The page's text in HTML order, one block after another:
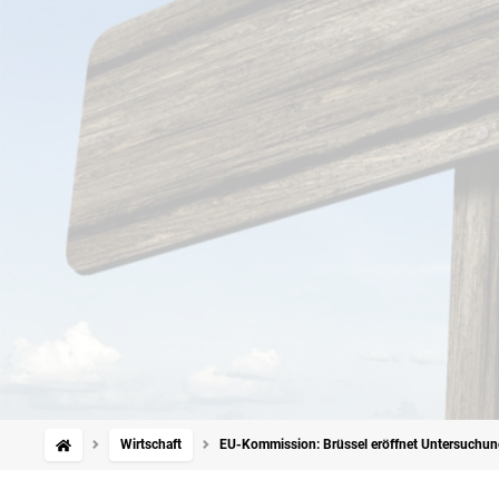
Wirtschaft EU-Kommission: Brüssel eröffnet